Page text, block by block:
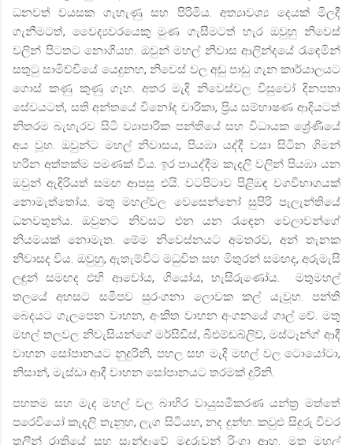
ධනවත් වයසක ගැහැණු සහ පිරිමිය. අත්‍යාවශ්‍ය දෙයක් මිලදී
ගැනීමටත්,වෛද්‍යවරයෙකු මුණ ගැසීමටත් හැර ඔවුහු නිවෙස්
වලින් පිටතට නොගියහ. ඔවුන් මහල් නිවාස ආලින්දයේ රැඳෙමින්
සතුටු සාමිච්චියේ යෙදුනහ, නිවෙස් වල අඩු පාඩු ගැන කාර්යාලයට
ගොස් කණු කුණු ගෑහ. අතර මැදි නිවෙස්වල විසුවෝ දිනපතා
සේවයටත්, සති අන්තයේ විනෝද චාරිකා, ප්‍රිය සම්භාෂණ ආදියටත්
නිතරම බැහැරව සිටි ව්‍යාපාරික පන්තියේ සහ විධායක ශ්‍රේණියේ
අය වූහ. ඔවුන්ට මහල් නිවාසය, පියඹා යද්දී වසා සිටින ගිමන්
හරින අත්තක්ම පමණක් විය. ඉර පායද්දීම කැදලි වලින් පියඹා යන
ඔවුන් ඇඳිරියත් සමඟ ආපසු එයි. වටපිටාව පිළිඹඳ වගවිභාගයක්
නොමැත්තෝය. මතු මහල්වල වෙසෙන්නෝ සුපිරි පැලැන්තියේ
ධනවතුන්ය. ඔවුනට නිවසට එන යන රැඳෙන වෙලාවන්ගේ
නියමයක් නොමැත. මේම නිවෙස්නයට අමතරව, අන් තැනක
නිවාසද විය. ඔවුහු, ඇතැම්විට මධුවිත සහ මිතුරන් සමඟද, අරුමැසි
ලඳුන් සමඟද එහි ආවෝය, ගියෝය, හැසිරුණෝය. මතුමහල්
තලයේ අහසට සමීපව සුරංගනා ලොවක කල් යැවූහ. පන්ති
බෙදයට ගැලපෙන වාහන, අංකිත වාහන අංගනයේ ගාල් වේ. මතු
මහල් තලවල නිවැසියන්ගේ මර්සිඩීස්,බීඑම්ඩබ්ලිව්,මස්ටෑන්ග් ආදී
වාහන සෝපානයට නුදුරිනි, පහල සහ මැදි මහල් වල ටොයෝටා,
නිසාන්, මැස්ඩා ආදී වාහන සෝපානයට තරමක් දුරිනි.
පහතම සහ මැද මහල් වල බාහිර වායුසමීකරණ යන්ත්‍ර මත්තේ
පරෙවියෝ කැදලි තැනූහ,ලැග සිටියහ,නද දුන්හ. කවුළු සිදුරු විවර
තුලින් රාත්‍රියේ සහ සැන්දෑවේ මදුරුවන් රිංගා ආහ. මතු මහල්